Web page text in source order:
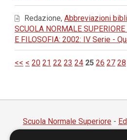
Redazione, Abbreviazioni
SCUOLA NORMALE
E FILOSOFIA: 2002: IV Serie -
<< < 20 21 22 23 24 25 26 27 28
Scuola Normale Superiore -
Piazza dei Cavalieri, 7 -